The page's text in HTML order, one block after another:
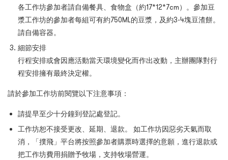
各工作坊參加者請自備餐具、食物盒（約17*12*7cm）。參加豆
漿工作坊的參加者每組可有約750ML的豆漿，及約3-4塊豆渣餅。
請自備容器。
細節安排
行程安排或會因應活動當天環境變化而作出改動，主辦團隊對行
程安排擁有最終決定權。
請於參加工作坊前閱覽以下注意事項：
請提早至少十分鐘到登記處登記。
工作坊恕不接受更改、延期、退款。 如工作坊因惡劣天氣而取
消，「撲飛」平台將按照參加者購票時選擇的意願，進行退款或
把工作坊費用捐贈予牧場，支持牧場營運。